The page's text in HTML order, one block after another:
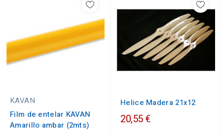
KAVAN
Film de entelar KAVAN
Amarillo ambar (2mts)
Helice Madera 21x12
20,55 €